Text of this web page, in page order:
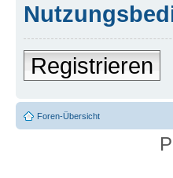
Registrieren
Foren-Übersicht